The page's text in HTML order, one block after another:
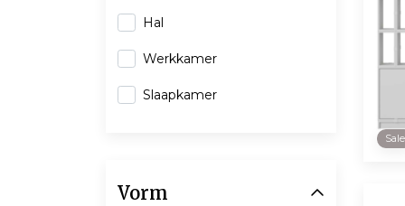
Sale
Hal
Werkkamer
Slaapkamer
Vorm